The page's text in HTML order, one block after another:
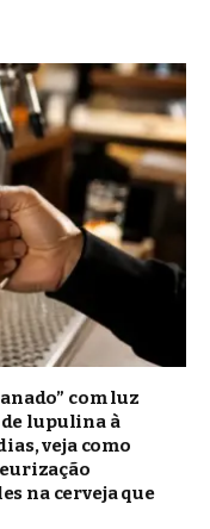
com luz
lupulina à
veja como
na cerveja que